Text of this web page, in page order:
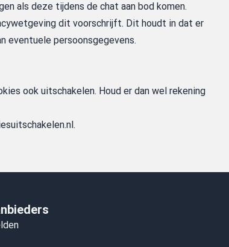
als deze tijdens de chat aan bod komen.
dit voorschrijft. Dit houdt in dat er
eventuele persoonsgegevens.
ook uitschakelen. Houd er dan wel rekening
.